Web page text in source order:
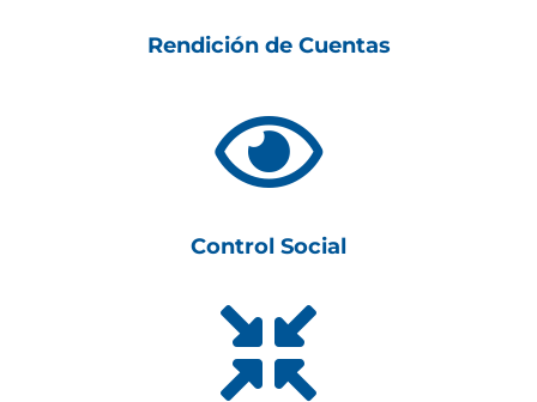
Rendición de Cuentas

Control Social
